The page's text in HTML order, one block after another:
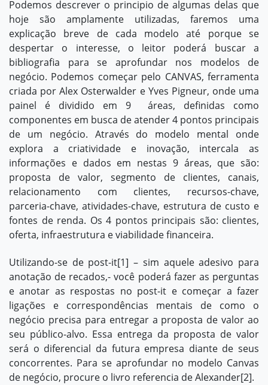
Podemos descrever o principio de algumas delas que
hoje são amplamente utilizadas, faremos uma
explicação breve de cada modelo até porque se
despertar o interesse, o leitor poderá buscar a
bibliografia para se aprofundar nos modelos de
negócio. Podemos começar pelo CANVAS, ferramenta
criada por Alex Osterwalder e Yves Pigneur, onde uma
painel é dividido em 9 áreas, definidas como
componentes em busca de atender 4 pontos principais
de um negócio. Através do modelo mental onde
explora a criatividade e inovação, intercala as
informações e dados em nestas 9 áreas, que são:
proposta de valor, segmento de clientes, canais,
relacionamento com clientes, recursos-chave,
parceria-chave, atividades-chave, estrutura de custo e
fontes de renda. Os 4 pontos principais são: clientes,
oferta, infraestrutura e viabilidade financeira.
Utilizando-se de post-it[1] – sim aquele adesivo para
anotação de recados,- você poderá fazer as perguntas
e anotar as respostas no post-it e começar a fazer
ligações e correspondências mentais de como o
negócio precisa para entregar a proposta de valor ao
seu público-alvo. Essa entrega da proposta de valor
será o diferencial da futura empresa diante de seus
concorrentes. Para se aprofundar no modelo Canvas
de negócio, procure o livro referencia de Alexander[2].